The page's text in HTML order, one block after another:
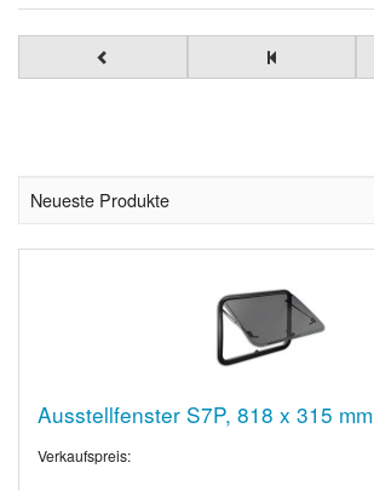
Neueste Produkte
Ausstellfenster S7P, 818 x 315 mm
Verkaufspreis: